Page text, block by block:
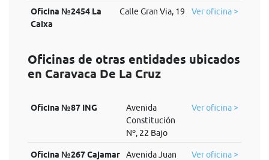
Oficina №2454 La
Caixa
Calle Gran Via, 19 Ver oficina >
Oficinas de otras entidades ubicados
en Caravaca De La Cruz
Oficina №87 ING
Avenida
Constitución
Nº, 22 Bajo
Ver oficina >
Oficina №267 Cajamar
Avenida Juan
Ver oficina >